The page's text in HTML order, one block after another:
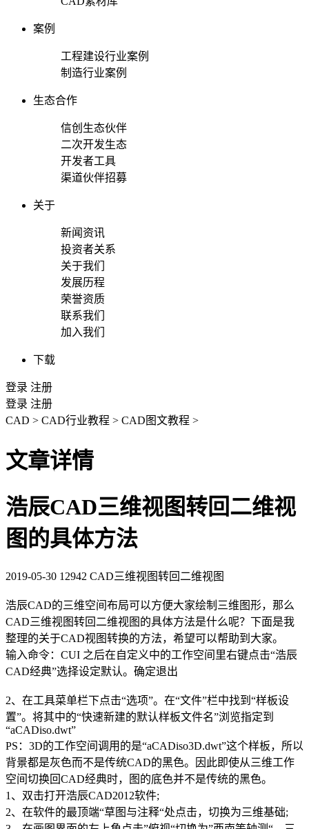
案例
工程建设行业案例
制造行业案例
生态合作
信创生态伙伴
二次开发生态
开发者工具
渠道伙伴招募
关于
新闻资讯
投资者关系
关于我们
发展历程
荣誉资质
联系我们
加入我们
下载
登录 注册
登录 注册
CAD > CAD行业教程 > CAD图文教程 >
文章详情
浩辰CAD三维视图转回二维视
图的具体方法
2019-05-30 12942 CAD三维视图转回二维视图
浩辰CAD的三维空间布局可以方便大家绘制三维图形，那么
CAD三维视图转回二维视图的具体方法是什么呢？下面是我
整理的关于CAD视图转换的方法，希望可以帮助到大家。
输入命令：CUI 之后在自定义中的工作空间里右键点击“浩辰
CAD经典”选择设定默认。确定退出
2、在工具菜单栏下点击“选项”。在“文件”栏中找到“样板设
置”。将其中的“快速新建的默认样板文件名”浏览指定到
“aCADiso.dwt”
PS：3D的工作空间调用的是“aCADiso3D.dwt”这个样板，所以
背景都是灰色而不是传统CAD的黑色。因此即使从三维工作
空间切换回CAD经典时，图的底色并不是传统的黑色。
1、双击打开浩辰CAD2012软件;
2、在软件的最顶端“草图与注释“处点击，切换为三维基础;